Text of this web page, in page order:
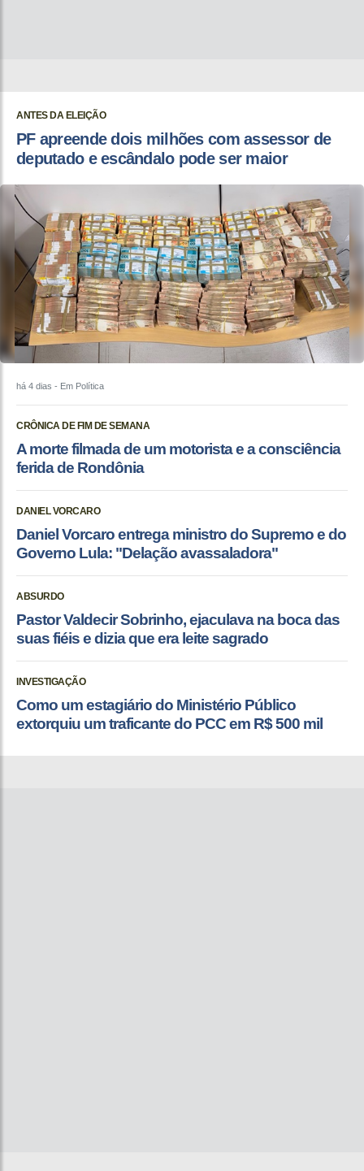
ANTES DA ELEIÇÃO
PF apreende dois milhões com assessor de
deputado e escândalo pode ser maior
há 4 dias - Em Política
CRÔNICA DE FIM DE SEMANA
A morte filmada de um motorista e a consciência
ferida de Rondônia
DANIEL VORCARO
Daniel Vorcaro entrega ministro do Supremo e do
Governo Lula: "Delação avassaladora"
ABSURDO
Pastor Valdecir Sobrinho, ejaculava na boca das
suas fiéis e dizia que era leite sagrado
INVESTIGAÇÃO
Como um estagiário do Ministério Público
extorquiu um traficante do PCC em R$ 500 mil